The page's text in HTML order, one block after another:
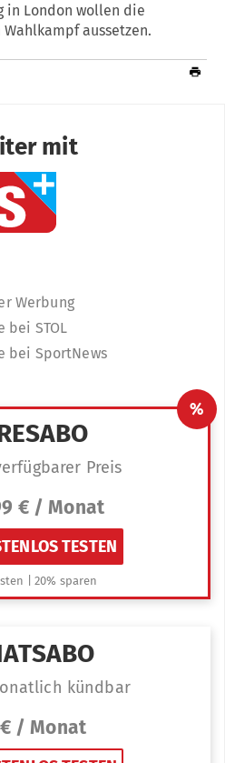
in London wollen die
aussetzen.